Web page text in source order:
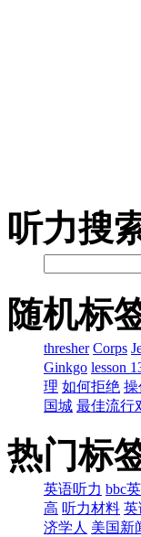
听力搜
随机标
thresher Corps
Ginkgo lesson
理 如何拒绝 操
国城 最佳流行
热门标
英语听力 bbc
高 听力材料 英
济学人 美国新